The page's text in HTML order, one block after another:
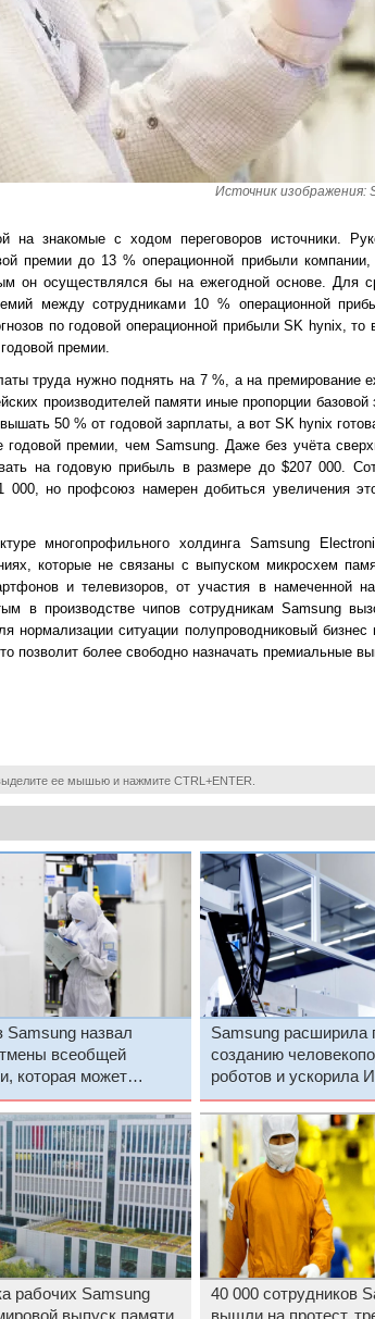
Источник изображения:
на знакомые с ходом переговоров источники.
премии до 13 % операционной прибыли
он осуществлялся бы на ежегодной основе. Для
между сотрудниками 10 % операционной
по годовой операционной прибыли SK hynix, то
премии.
труда нужно поднять на 7 %, а на премирование
производителей памяти иные пропорции базовой
50 % от годовой зарплаты, а вот SK hynix
премии, чем Samsung. Даже без учёта
на годовую прибыль в размере до $207 000.
000, но профсоюз намерен добиться увеличения
многопрофильного холдинга Samsung
которые не связаны с выпуском микросхем
и телевизоров, от участия в намеченной
в производстве чипов сотрудникам Samsung
нормализации ситуации полупроводниковый бизнес
позволит более свободно назначать премиальные
ее мышью и нажмите CTRL+ENTER.
назвал
всеобщей
которая может
потерями до $680
Samsung расширила
созданию
роботов и ускорила
трансформацию
рабочих Samsung
40 000 сотрудников